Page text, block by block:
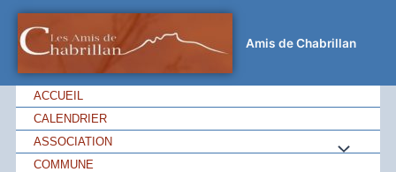
Amis de Chabrillan
ACCUEIL
CALENDRIER
ASSOCIATION
COMMUNE